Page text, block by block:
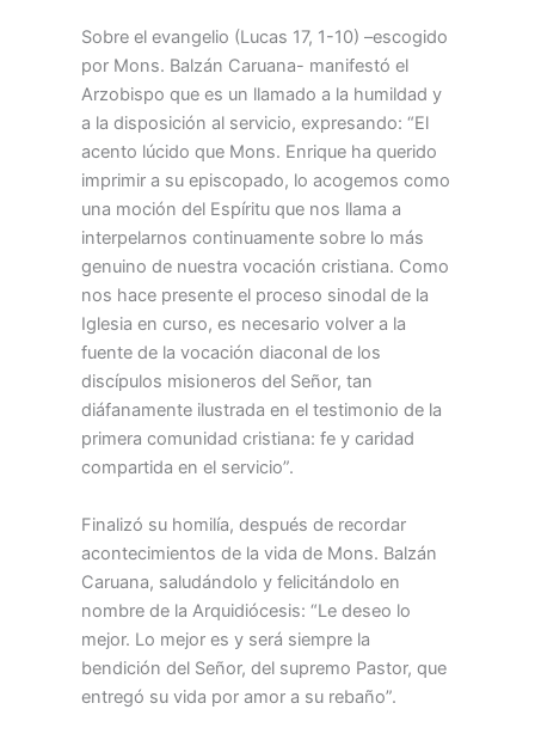
Sobre el evangelio (Lucas 17, 1-10) –escogido
por Mons. Balzán Caruana- manifestó el
Arzobispo que es un llamado a la humildad y
a la disposición al servicio, expresando: “El
acento lúcido que Mons. Enrique ha querido
imprimir a su episcopado, lo acogemos como
una moción del Espíritu que nos llama a
interpelarnos continuamente sobre lo más
genuino de nuestra vocación cristiana. Como
nos hace presente el proceso sinodal de la
Iglesia en curso, es necesario volver a la
fuente de la vocación diaconal de los
discípulos misioneros del Señor, tan
diáfanamente ilustrada en el testimonio de la
primera comunidad cristiana: fe y caridad
compartida en el servicio”.
Finalizó su homilía, después de recordar
acontecimientos de la vida de Mons. Balzán
Caruana, saludándolo y felicitándolo en
nombre de la Arquidiócesis: “Le deseo lo
mejor. Lo mejor es y será siempre la
bendición del Señor, del supremo Pastor, que
entregó su vida por amor a su rebaño”.